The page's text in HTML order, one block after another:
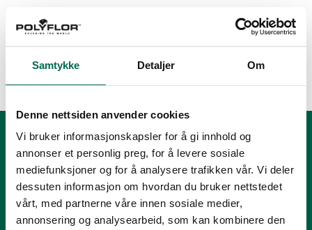
Samtykke Detaljer Om
Denne nettsiden anvender cookies
Vi bruker informasjonskapsler for å gi innhold og
annonser et personlig preg, for å levere sosiale
mediefunksjoner og for å analysere trafikken vår. Vi deler
dessuten informasjon om hvordan du bruker nettstedet
vårt, med partnerne våre innen sosiale medier,
annonsering og analysearbeid, som kan kombinere den
Category: Skole